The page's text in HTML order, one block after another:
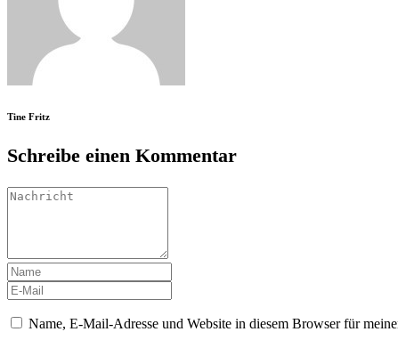
Tine Fritz
Schreibe einen Kommentar
Name, E-Mail-Adresse und Website in diesem Browser für